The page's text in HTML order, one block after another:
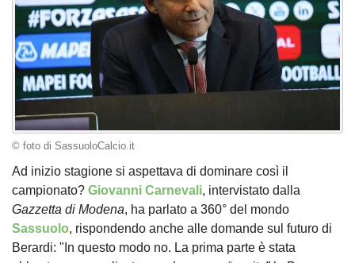
© foto di SassuoloCalcio.it
Ad inizio stagione si aspettava di dominare così il
campionato? Giovanni Carnevali, intervistato dalla
Gazzetta di Modena, ha parlato a 360° del mondo
Sassuolo, rispondendo anche alle domande sul futuro di
Berardi: "In questo modo no. La prima parte è stata